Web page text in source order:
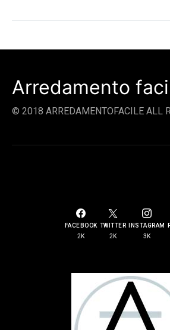
Arredamento
© 2018 ARREDAMENTOFACILE ALL
FACEBOOK
2K
TWITTER
2K
INSTAGRAM
3K